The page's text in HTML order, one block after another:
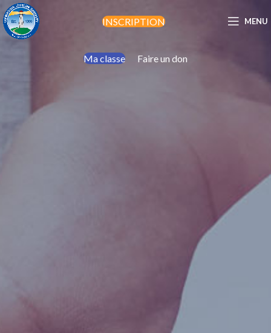
INSCRIPTION MENU
Ma classe Faire un don